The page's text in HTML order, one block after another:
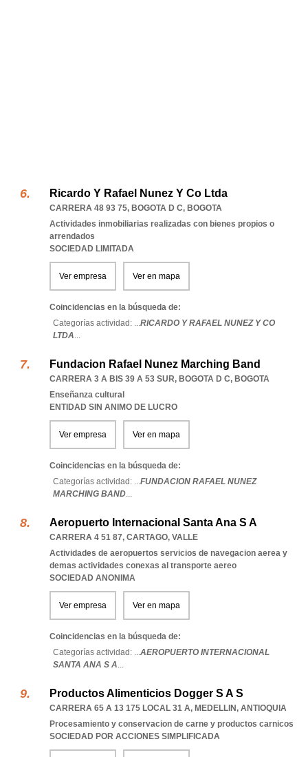
Ricardo Y Rafael Nunez Y Co Ltda
CARRERA 48 93 75, BOGOTA D C, BOGOTA
Actividades inmobiliarias realizadas con bienes propios o
arrendados
SOCIEDAD LIMITADA
Ver empresa Ver en mapa
Coincidencias en la búsqueda de:
Categorías actividad: ...RICARDO Y RAFAEL NUNEZ Y CO
LTDA...
Fundacion Rafael Nunez Marching Band
CARRERA 3 A BIS 39 A 53 SUR, BOGOTA D C, BOGOTA
Enseñanza cultural
ENTIDAD SIN ANIMO DE LUCRO
Ver empresa Ver en mapa
Coincidencias en la búsqueda de:
Categorías actividad: ...FUNDACION RAFAEL NUNEZ
MARCHING BAND...
Aeropuerto Internacional Santa Ana S A
CARRERA 4 51 87, CARTAGO, VALLE
Actividades de aeropuertos servicios de navegacion aerea y
demas actividades conexas al transporte aereo
SOCIEDAD ANONIMA
Ver empresa Ver en mapa
Coincidencias en la búsqueda de:
Categorías actividad: ...AEROPUERTO INTERNACIONAL
SANTA ANA S A...
Productos Alimenticios Dogger S A S
CARRERA 65 A 13 175 LOCAL 31 A, MEDELLIN, ANTIOQUIA
Procesamiento y conservacion de carne y productos carnicos
SOCIEDAD POR ACCIONES SIMPLIFICADA